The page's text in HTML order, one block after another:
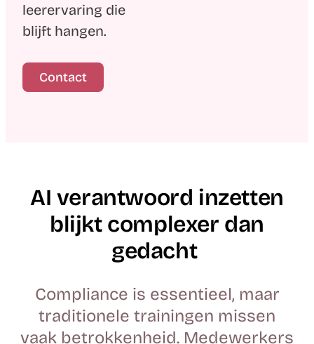
leerervaring die
blijft hangen.
Contact
AI verantwoord inzetten
blijkt complexer dan
gedacht
Compliance is essentieel, maar
traditionele trainingen missen
vaak betrokkenheid. Medewerkers